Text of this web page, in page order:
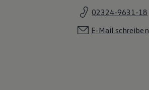
02324-9631-18
E-Mail schreiben